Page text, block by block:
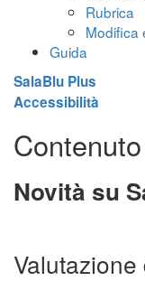
Rubrica
Modifica
Guida
SalaBlu Plus
Accessibilità
Novità su